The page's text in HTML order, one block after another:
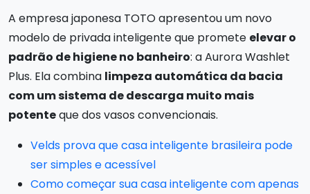
A empresa japonesa TOTO apresentou um novo
modelo de privada inteligente que promete elevar o
padrão de higiene no banheiro: a Aurora Washlet
Plus. Ela combina limpeza automática da bacia
com um sistema de descarga muito mais
potenteque dos vasos convencionais.
Velds prova que casa inteligente brasileira pode
ser simples e acessível
Como começar sua casa inteligente com apenas